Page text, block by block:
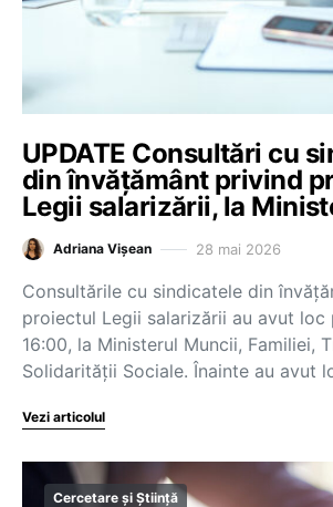
UPDATE Consultări cu
din învățământ privind
Legii salarizării, la
Adriana Vișean 28 mai 2026
Consultările cu sindicatele din
proiectul Legii salarizării au avut loc
16:00, la Ministerul Muncii, Familiei,
Solidarității Sociale. Înainte au avut
Vezi articolul
Cercetare și Știință